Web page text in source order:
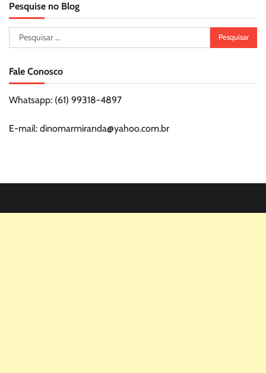
Pesquise no Blog
Pesquisar
por:
Fale Conosco
Whatsapp: (61) 99318-4897
E-mail: dinomarmiranda@yahoo.com.br